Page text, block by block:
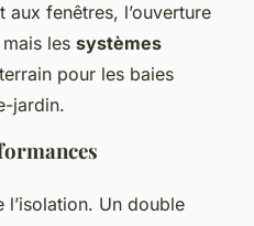
aux fenêtres, l’ouverture
les systèmes
pour les baies
jardin.
Un double